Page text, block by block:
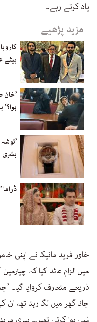
یاد کرتے رہے۔
مزید پڑھیے
بیٹے
’خان
بشری
خاور فرید مانیکا نے اپنی
میں الزام عائد کیا کہ
ذریعے متعارف کروایا گیا۔
جانا گھر میں لگا رہتا تھا،
لمبی ہوا کرتی تھیں۔ پیری